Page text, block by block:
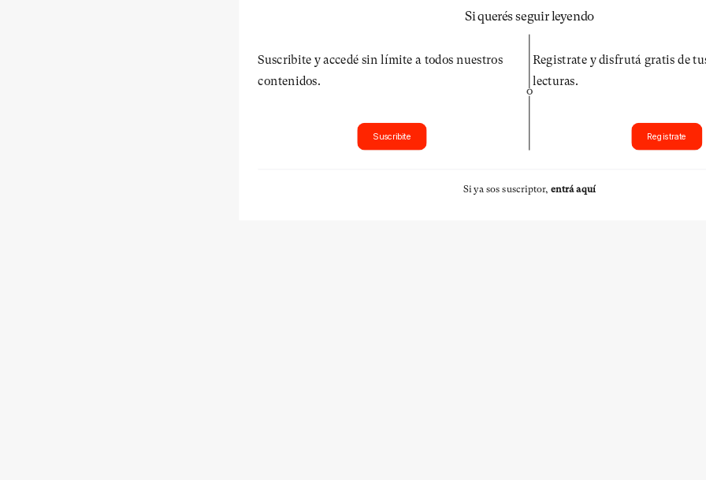
Si querés seguir leyendo
Suscribite y accedé sin límite a todos nuestros
contenidos.
Suscribite
O
Registrate y disfrutá gratis de
lecturas.
Registrate
Si ya sos suscriptor, entrá aquí